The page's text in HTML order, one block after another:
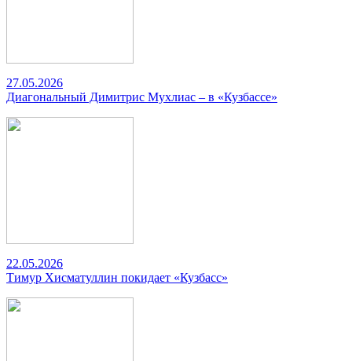
27.05.2026
Диагональный Димитрис Мухлиас – в «Кузбассе»
22.05.2026
Тимур Хисматуллин покидает «Кузбасс»